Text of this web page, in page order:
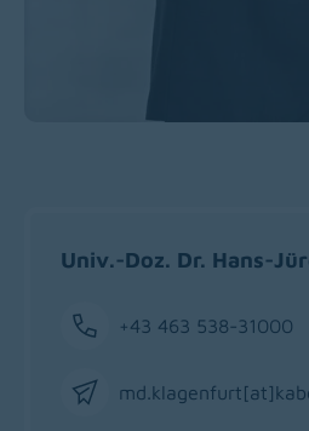
Univ.-Doz. Dr. Hans-
+43 463 538-31000